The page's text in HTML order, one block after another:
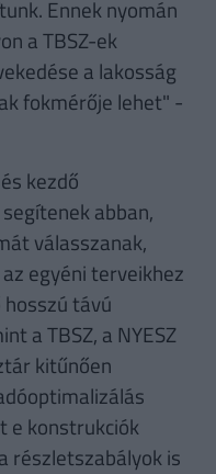
Ennek nyomán
a TBSZ-ek
a lakosság
fokmérője lehet" -
kezdő
abban,
válasszanak,
egyéni terveikhez
távú
a TBSZ, a NYESZ
kitűnően
e konstrukciók
részletszabályok is